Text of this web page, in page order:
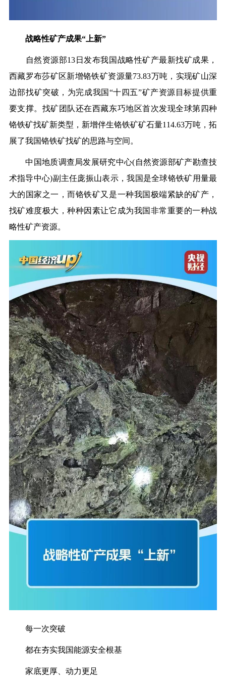
战略性矿产成果“上新”
自然资源部13日发布我国战略性矿产最新找矿成果，
西藏罗布莎矿区新增铬铁矿资源量73.83万吨 ，实现矿山深
边部找矿突破，为完成我国“十四五”矿产资源目标提供重
要支撑。找矿团队还在西藏东巧地区首次发现全球第四种
铬铁矿找矿新类型，新增伴生铬铁矿矿石量114.63万吨，拓
展了我国铬铁矿找矿的思路与空间。
中国地质调查局发展研究中心(自然资源部矿产勘查技
术指导中心)副主任庞振山表示，我国是全球铬铁矿用量最
大的国家之一，而铬铁矿又是一种我国极端紧缺的矿产，
找矿难度极大，种种因素让它成为我国非常重要的一种战
略性矿产资源。
每一次突破
都在夯实我国能源安全根基
家底更厚、动力更足